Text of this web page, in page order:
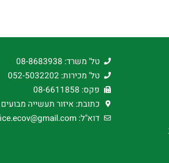
טל' משרד: 08-8683938
טל' מכירות: 052-5032202
פקס: 08-6611858
כתובת: איזור תעשייה מבועים
דוא"ל: office.ecov@gmail.com